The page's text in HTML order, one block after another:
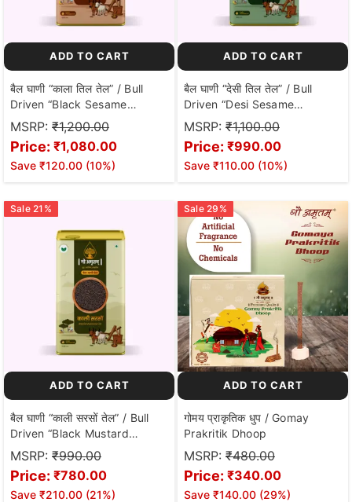
ADD TO CART
बैल घाणी “काला तिल तेल” / Bull
Driven “Black Sesame
Oil”(1000ML)
MSRP: ₹1,200.00
Price: ₹1,080.00
Save ₹120.00 (10%)
ADD TO CART
बैल घाणी “देसी तिल तेल” / Bull
Driven “Desi Sesame
Oil”(1000ML)
MSRP: ₹1,100.00
Price: ₹990.00
Save ₹110.00 (10%)
Sale 21 %
ADD TO CART
बैल घाणी “काली सरसों तेल” / Bull
Driven “Black Mustard
Oil”(1000ML)
MSRP: ₹990.00
Price: ₹780.00
Save ₹210.00 (21%)
Sale 29 %
ADD TO CART
गोमय प्राकृतिक धुप / Gomay
Prakritik Dhoop
MSRP: ₹480.00
Price: ₹340.00
Save ₹140.00 (29%)